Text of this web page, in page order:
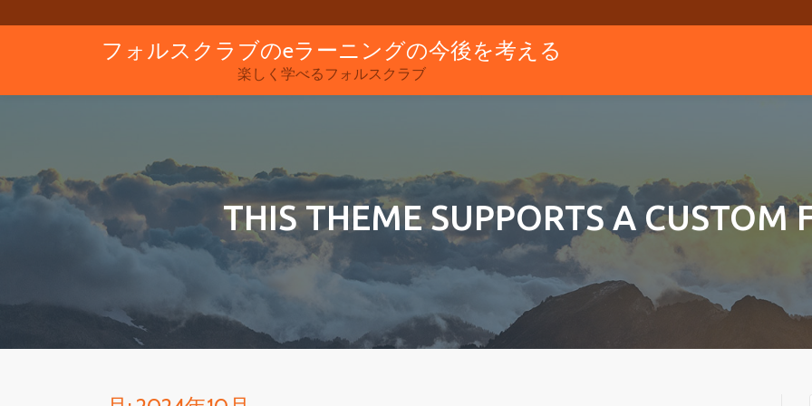
テ
へ
ス
フォルスクラブのeラーニングの今後を考える
楽しく学べるフォルスクラブ
THIS THEME SUPPORTS A CUSTOM